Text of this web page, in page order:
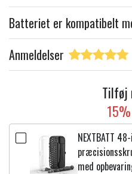
Batteriet er kompatibelt
Anmeldelser
Tilføj
NEXTBATT
med